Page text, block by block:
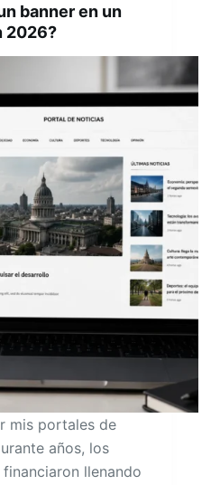
banner en un
2026?
mis portales de
años, los
llenando